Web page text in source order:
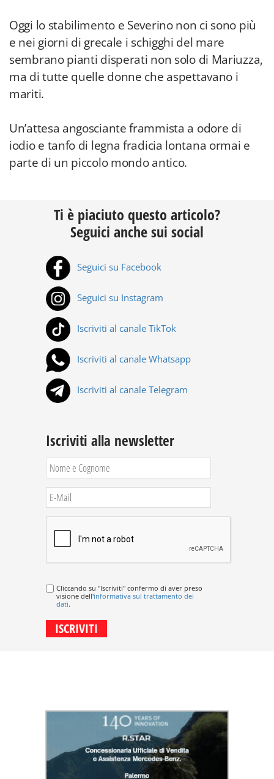
Oggi lo stabilimento e Severino non ci sono più
e nei giorni di grecale i schigghi del mare
sembrano pianti disperati non solo di Mariuzza,
ma di tutte quelle donne che aspettavano i
mariti.
Un’attesa angosciante frammista a odore di
iodio e tanfo di legna fradicia lontana ormai e
parte di un piccolo mondo antico.
Ti è piaciuto questo articolo?
Seguici anche sui social
Seguici su Facebook
Seguici su Instagram
Iscriviti al canale TikTok
Iscriviti al canale Whatsapp
Iscriviti al canale Telegram
Iscriviti alla newsletter
Cliccando su "Iscriviti" confermo di aver preso
visione dell'informativa sul trattamento dei
dati.